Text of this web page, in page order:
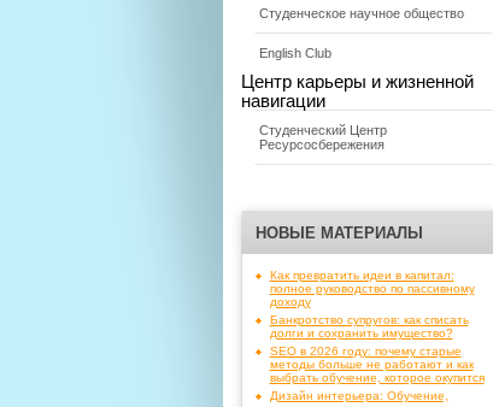
Студенческое научное общество
English Club
Центр карьеры и жизненной
навигации
Студенческий Центр
Ресурсосбережения
НОВЫЕ МАТЕРИАЛЫ
Как превратить идеи в капитал:
полное руководство по пассивному
доходу
Банкротство супругов: как списать
долги и сохранить имущество?
SEO в 2026 году: почему старые
методы больше не работают и как
выбрать обучение, которое окупится
Дизайн интерьера: Обучение,